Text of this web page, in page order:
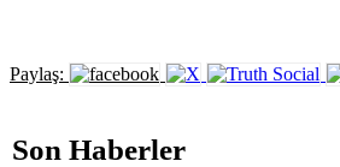
Paylaş:
Son Haberler